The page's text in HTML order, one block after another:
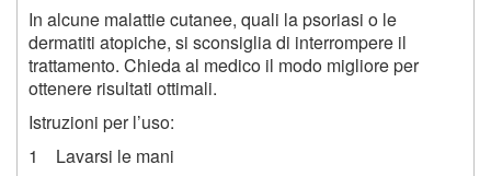
In alcune malattie cutanee, quali la psoriasi o le
dermatiti atopiche, si sconsiglia di interrompere il
trattamento. Chieda al medico il modo migliore per
ottenere risultati ottimali.
Istruzioni per l’uso:
1 Lavarsi le mani